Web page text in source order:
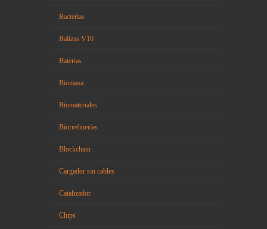
Bacterias
Balizas V16
Baterias
Biomasa
Biomateriales
Biorrefinerías
Blockchain
Cargador sin cables
Catalizador
Chips